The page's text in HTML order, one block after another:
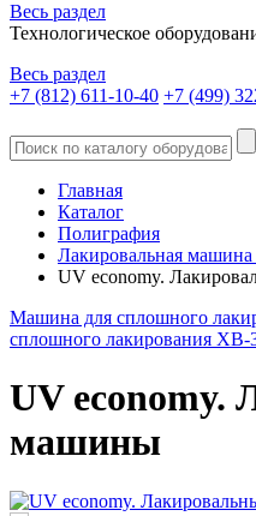
Весь раздел
Технологическое
Весь раздел
+7 (812) 611-10-40 +7 (499)
Главная
Каталог
Полиграфия
Лакировальная
UV economy.
Машина для сплошного
сплошного лакирования XB-
UV economy.
машины